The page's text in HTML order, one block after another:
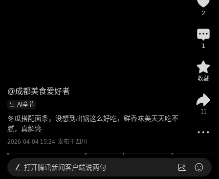
@成都美食爱好者
AI章节
冬瓜搭配面条，没想到出锅这么好吃，鲜香味美天天吃不
腻，真解馋
2026-04-04 15:24 发布于四川
2
1
收藏
11
打开腾讯新闻客户端说两句